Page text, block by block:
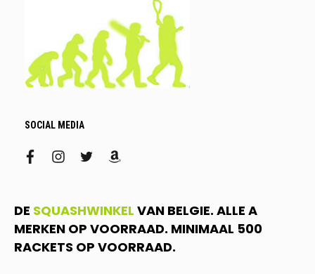
SOCIAL MEDIA
facebookinstagram
twitteramazon
DE SQUASHWINKEL VAN BELGIE. ALLE A
MERKEN OP VOORRAAD. MINIMAAL 500
RACKETS OP VOORRAAD.